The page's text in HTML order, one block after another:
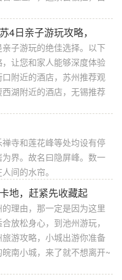
4日亲子游玩攻略，
子游玩的绝佳选择。以下
让您和家人能够深度体验
附近的酒店，苏州推荐观
湖附近的酒店，无锡推荐
寺和莲花峰等处均设有停
界。故名曰隐屏峰。数一
间的水帘。
地，赶紧先收藏起
理由，那一定是因为这里
放松身心，到池州游玩，
游攻略，小城出游你准备
南小城，来了就不想离开~